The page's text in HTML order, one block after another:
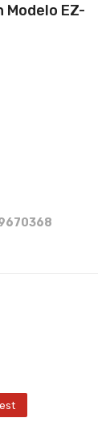
EZ-